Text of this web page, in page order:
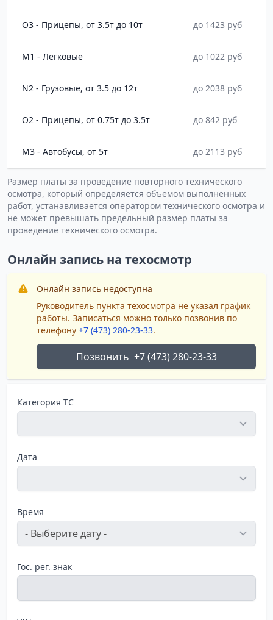
O3 - Прицепы, от 3.5т до 10т до 1423 руб
M1 - Легковые до 1022 руб
N2 - Грузовые, от 3.5 до 12т до 2038 руб
O2 - Прицепы, от 0.75т до 3.5т до 842 руб
M3 - Автобусы, от 5т до 2113 руб
Размер платы за проведение повторного технического
осмотра, который определяется объемом выполненных
работ, устанавливается оператором технического осмотра и
не может превышать предельный размер платы за
проведение технического осмотра.
Онлайн запись на техосмотр
Онлайн запись недоступна
Руководитель пункта техосмотра не указал график
работы. Записаться можно только позвонив по
телефону +7 (473) 280-23-33.
Позвонить +7 (473) 280-23-33
Категория ТС
Дата
Время
Гос. рег. знак